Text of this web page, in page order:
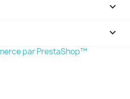

keyboard_arrow_down
par PrestaShop™